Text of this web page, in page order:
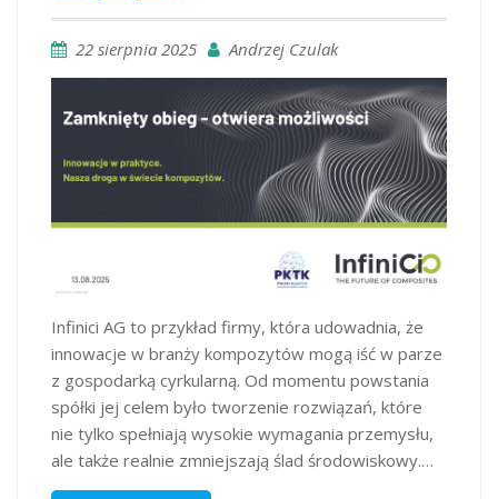
22 sierpnia 2025 Andrzej Czulak
Infinici AG to przykład firmy, która udowadnia, że
innowacje w branży kompozytów mogą iść w parze
z gospodarką cyrkularną. Od momentu powstania
spółki jej celem było tworzenie rozwiązań, które
nie tylko spełniają wysokie wymagania przemysłu,
ale także realnie zmniejszają ślad środowiskowy.…